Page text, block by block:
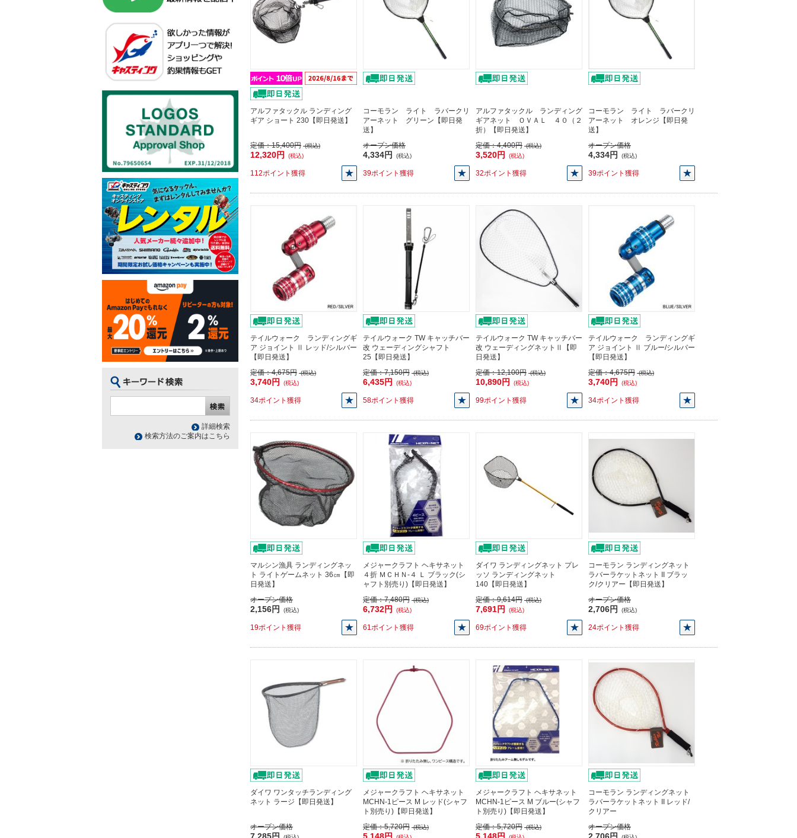
アルファタックル ランディング
ギア ショート 230【即日発送】
定価：15,400円 (税込)
12,320円 (税込)
112ポイント獲得
コーモラン ライト ラバークリ
アーネット グリーン【即日発
送】
オープン価格
4,334円 (税込)
39ポイント獲得
アルファタックル ランディング
ギアネット ＯＶＡＬ ４０（２
折）【即日発送】
定価：4,400円 (税込)
3,520円 (税込)
32ポイント獲得
コーモラン ライト ラバークリ
アーネット オレンジ【即日発
送】
オープン価格
4,334円 (税込)
39ポイント獲得
テイルウォーク ランディングギ
ア ジョイント Ⅱ レッド/シルバー
【即日発送】
定価：4,675円 (税込)
3,740円 (税込)
34ポイント獲得
テイルウォーク TW キャッチバー
改 ウェーディングシャフト
25【即日発送】
定価：7,150円 (税込)
6,435円 (税込)
58ポイント獲得
テイルウォーク TW キャッチバー
改 ウェーディングネットⅡ【即
日発送】
定価：12,100円 (税込)
10,890円 (税込)
99ポイント獲得
テイルウォーク ランディングギ
ア ジョイント Ⅱ ブルー/シルバー
【即日発送】
定価：4,675円 (税込)
3,740円 (税込)
34ポイント獲得
マルシン漁具 ランディングネッ
ト ライトゲームネット 36㎝【即
日発送】
オープン価格
2,156円 (税込)
19ポイント獲得
メジャークラフト ヘキサネット
４折 ＭＣＨＮ-４ Ｌ ブラック(シ
ャフト別売り)【即日発送】
定価：7,480円 (税込)
6,732円 (税込)
61ポイント獲得
ダイワ ランディングネット プレ
ッソ ランディングネット
140【即日発送】
定価：9,614円 (税込)
7,691円 (税込)
69ポイント獲得
コーモラン ランディングネット
ラバーラケットネット II ブラッ
ク/クリアー【即日発送】
オープン価格
2,706円 (税込)
24ポイント獲得
ダイワ ワンタッチランディング
ネット ラージ【即日発送】
オープン価格
メジャークラフト ヘキサネット
MCHN-1ピース M レッド(シャフ
ト別売り)【即日発送】
定価：5,720円 (税込)
メジャークラフト ヘキサネット
MCHN-1ピース M ブルー(シャフ
ト別売り)【即日発送】
定価：5,720円 (税込)
コーモラン ランディングネット
ラバーラケットネット II レッド/
クリアー
オープン価格
詳細検索
検索方法のご案内はこちら